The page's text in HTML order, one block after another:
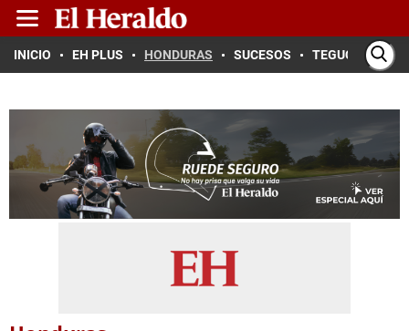
INICIO EH PLUS HONDURAS SUCESOS TEGUCIGALPA